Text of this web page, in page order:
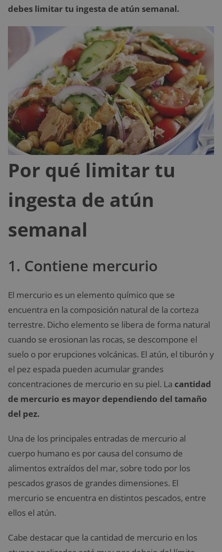
debes limitar tu ingesta de atún semanal.
Por qué limitar tu
ingesta de atún
semanal
1. Contiene mercurio
El mercurio es un elemento químico que se
encuentra en la composición natural de la corteza
terrestre. Dicho elemento se libera de forma natural
cuando se erosionan las rocas, se descompone el
suelo o por erupciones volcánicas. El atún, el tiburón y
el pez espada pueden acumular grandes
concentraciones de mercurio en su piel. La cantidad
de mercurio es mayor dependiendo del tamaño
del pez.
Una de los principales entradas de mercurio al
cuerpo humano es por causa del consumo de
alimentos extraídos del mar, sobre todo por los
pescados grasos de grandes dimensiones. El
mercurio se encuentra en distintos pescados, entre
ellos el atún.
Cabe destacar que la cantidad de mercurio en los